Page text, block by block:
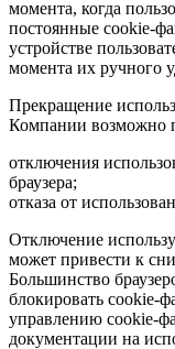
момента, когда
постоянные cookie-
устройстве
момента их ручного
Прекращение
Компании возможно
отключения
браузера;
отказа от
Отключение
может привести к
Большинство
блокировать cookie-
управлению cookie-
документации на